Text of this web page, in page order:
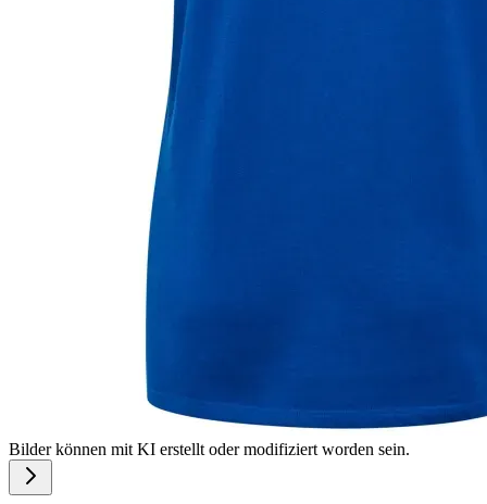
Bilder können mit KI erstellt oder modifiziert worden sein.